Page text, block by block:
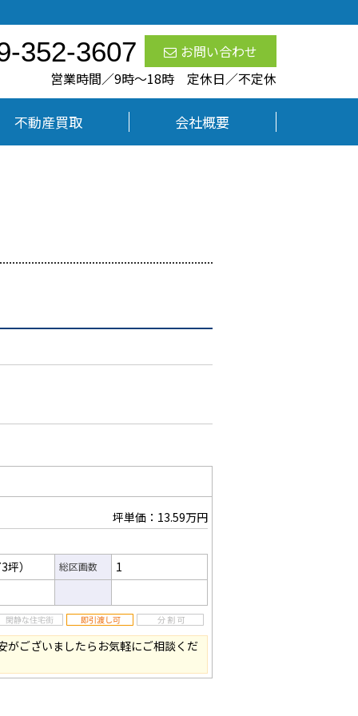
352-3607
お問い合わせ
営業時間／9時〜18時 定休日／不定休
不動産買取 会社概要
坪単価：13.59万円
坪） 総区画数 1
がございましたらお気軽にご相談くだ